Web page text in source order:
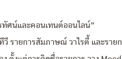
ทัศน์และคอนเทนต์ออนไลน์”
วี รายการสัมภาษณ์ วาไรตี้ และราย